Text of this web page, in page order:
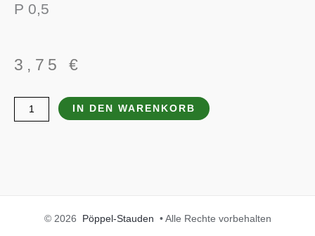
P 0,5
3,75 €
Origanum
laevigatum
IN DEN WARENKORB
© 2026 Pöppel-Stauden • Alle Rechte vorbehalten